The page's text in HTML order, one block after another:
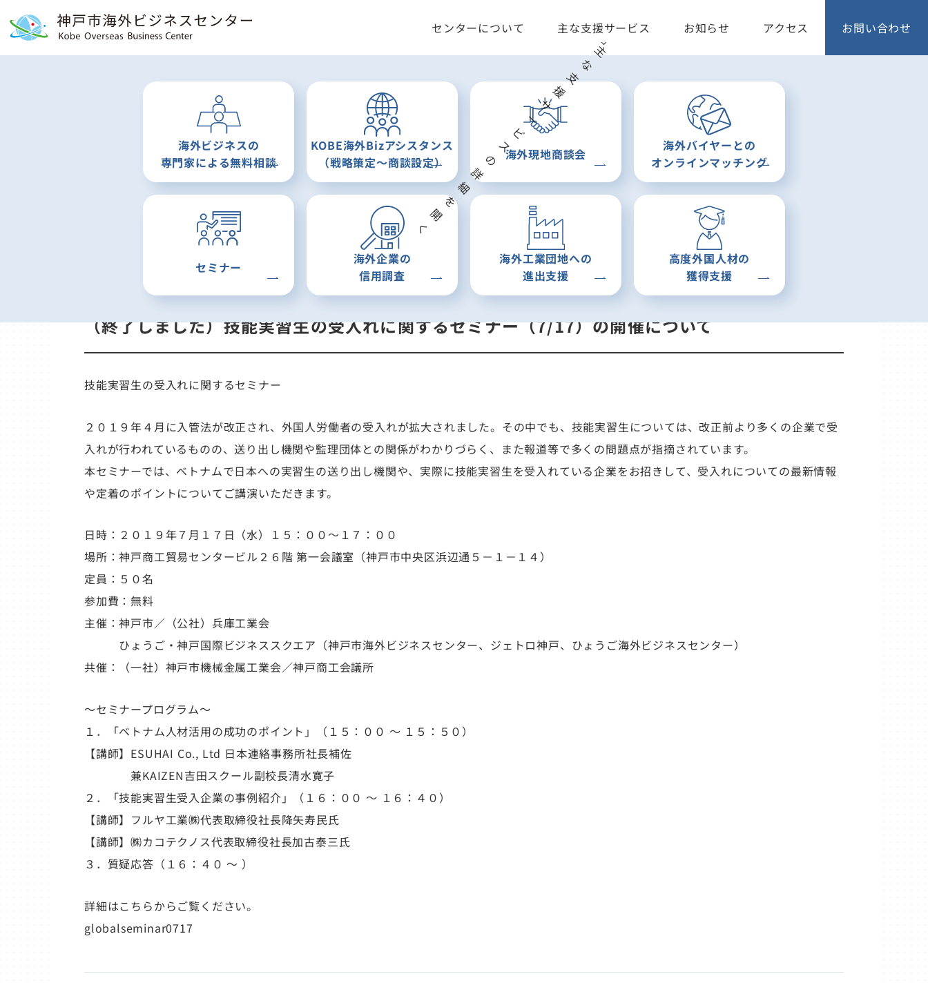
センターについて 主な支援サービス
海外ビジネスの
専門家による無料相談
KOBE海外Bizアシスタンス
（戦略策定〜商談設定）
海外現地商談会
海外バイヤーとの
オンラインマッチング
セミナー
海外企業の
信用調査
海外工業団地への
進出支援
高度外国人材の
獲得支援
お知らせ アクセス お問い合わせ
（終了しました）技能実習生の受入れに関するセミナー（7/17）の開催について
技能実習生の受入れに関するセミナー
２０１９年４月に入管法が改正され、外国人労働者の受入れが拡大されました。その中でも、技能実習生については、改正前より多くの企業で受
入れが行われているものの、送り出し機関や監理団体との関係がわかりづらく、また報道等で多くの問題点が指摘されています。
本セミナーでは、ベトナムで日本への実習生の送り出し機関や、実際に技能実習生を受入れている企業をお招きして、受入れについての最新情報
や定着のポイントについてご講演いただきます。
日時：２０１９年７月１７日（水）１５：００～１７：００
場所：神戸商工貿易センタービル２６階 第一会議室（神戸市中央区浜辺通５－１－１４）
定員：５０名
参加費：無料
主催：神戸市／（公社）兵庫工業会
ひょうご・神戸国際ビジネススクエア（神戸市海外ビジネスセンター、ジェトロ神戸、ひょうご海外ビジネスセンター）
共催：（一社）神戸市機械金属工業会／神戸商工会議所
～セミナープログラム～
１．「ベトナム人材活用の成功のポイント」（１５：００ ～ １５：５０）
【講師】ESUHAI Co., Ltd 日本連絡事務所社長補佐
兼KAIZEN吉田スクール副校長清水寛子
２．「技能実習生受入企業の事例紹介」（１６：００ ～ １６：４０）
【講師】フルヤ工業㈱代表取締役社長降矢寿民氏
【講師】㈱カコテクノス代表取締役社長加古泰三氏
３．質疑応答（１６：４０ ～ ）
詳細はこちらからご覧ください。
globalseminar0717